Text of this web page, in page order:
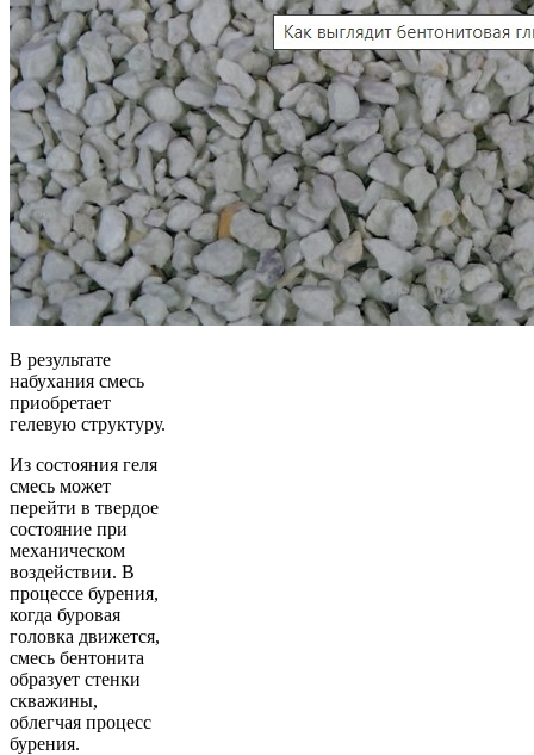
В результате
набухания смесь
приобретает
гелевую структуру.
Из состояния геля
смесь может
перейти в твердое
состояние при
механическом
воздействии. В
процессе бурения,
когда буровая
головка движется,
смесь бентонита
образует стенки
скважины,
облегчая процесс
бурения.